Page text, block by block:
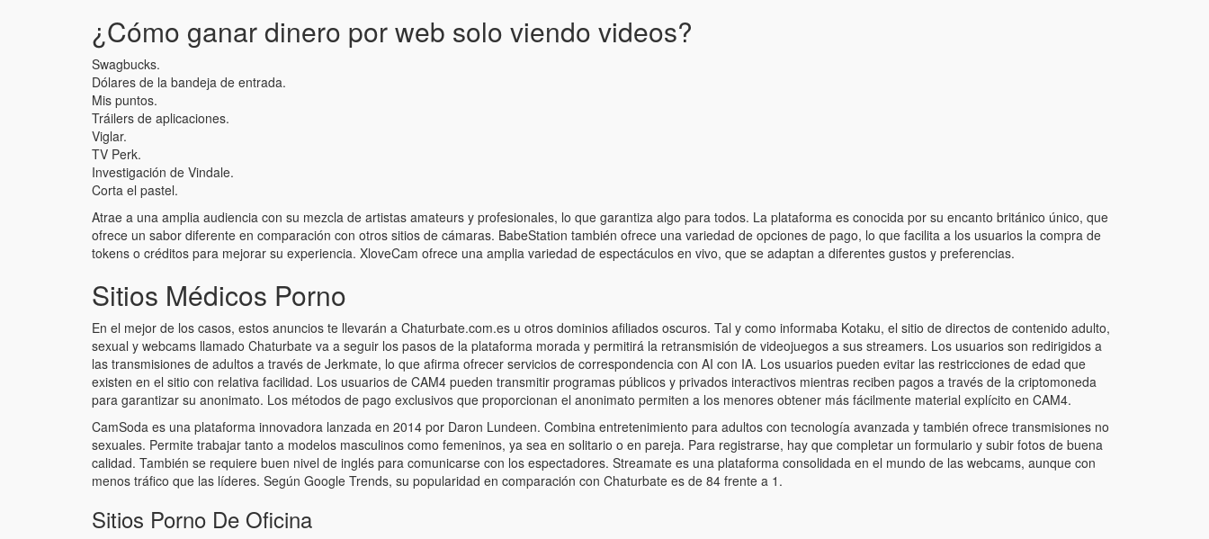
¿Cómo ganar dinero por web solo viendo videos?
Swagbucks.
Dólares de la bandeja de entrada.
Mis puntos.
Tráilers de aplicaciones.
Viglar.
TV Perk.
Investigación de Vindale.
Corta el pastel.
Atrae a una amplia audiencia con su mezcla de artistas amateurs y profesionales, lo que garantiza algo para todos. La plataforma es conocida por su encanto británico único, que
ofrece un sabor diferente en comparación con otros sitios de cámaras. BabeStation también ofrece una variedad de opciones de pago, lo que facilita a los usuarios la compra de
tokens o créditos para mejorar su experiencia. XloveCam ofrece una amplia variedad de espectáculos en vivo, que se adaptan a diferentes gustos y preferencias.
Sitios Médicos Porno
En el mejor de los casos, estos anuncios te llevarán a Chaturbate.com.es u otros dominios afiliados oscuros. Tal y como informaba Kotaku, el sitio de directos de contenido adulto,
sexual y webcams llamado Chaturbate va a seguir los pasos de la plataforma morada y permitirá la retransmisión de videojuegos a sus streamers. Los usuarios son redirigidos a
las transmisiones de adultos a través de Jerkmate, lo que afirma ofrecer servicios de correspondencia con AI con IA. Los usuarios pueden evitar las restricciones de edad que
existen en el sitio con relativa facilidad. Los usuarios de CAM4 pueden transmitir programas públicos y privados interactivos mientras reciben pagos a través de la criptomoneda
para garantizar su anonimato. Los métodos de pago exclusivos que proporcionan el anonimato permiten a los menores obtener más fácilmente material explícito en CAM4.
CamSoda es una plataforma innovadora lanzada en 2014 por Daron Lundeen. Combina entretenimiento para adultos con tecnología avanzada y también ofrece transmisiones no
sexuales. Permite trabajar tanto a modelos masculinos como femeninos, ya sea en solitario o en pareja. Para registrarse, hay que completar un formulario y subir fotos de buena
calidad. También se requiere buen nivel de inglés para comunicarse con los espectadores. Streamate es una plataforma consolidada en el mundo de las webcams, aunque con
menos tráfico que las líderes. Según Google Trends, su popularidad en comparación con Chaturbate es de 84 frente a 1.
Sitios Porno De Oficina